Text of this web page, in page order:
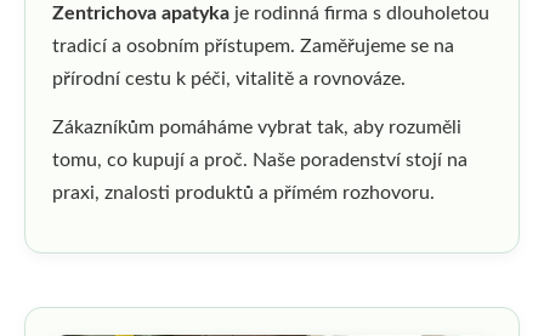
Zentrichova apatyka je rodinná firma s dlouholetou
tradicí a osobním přístupem. Zaměřujeme se na
přírodní cestu k péči, vitalitě a rovnováze.
Zákazníkům pomáháme vybrat tak, aby rozuměli
tomu, co kupují a proč. Naše poradenství stojí na
praxi, znalosti produktů a přímém rozhovoru.